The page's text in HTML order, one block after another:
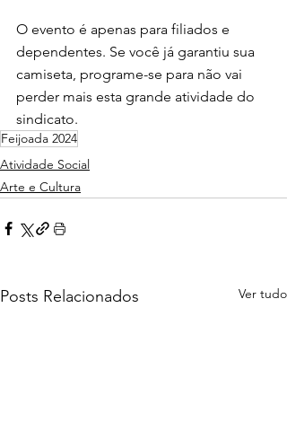
O evento é apenas para filiados e
dependentes. Se você já garantiu sua
camiseta, programe-se para não vai
perder mais esta grande atividade do
sindicato.
Feijoada 2024
Atividade Social
Arte e Cultura
Posts Relacionados Ver tudo